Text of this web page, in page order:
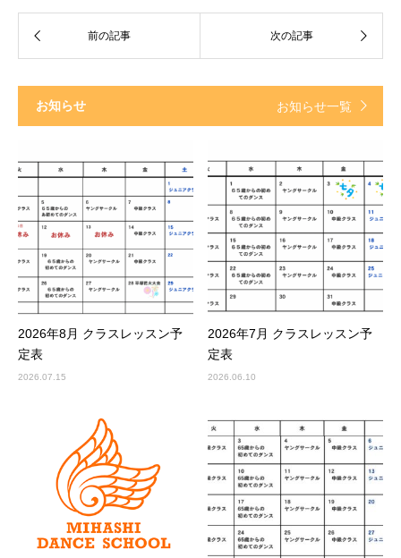
お知らせ お知らせ一覧
2026年8月 クラスレッスン予
定表
2026.07.15
2026年7月 クラスレッスン予
定表
2026.06.10